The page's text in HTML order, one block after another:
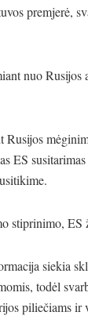
premjerė,
nuo
Rusijos
ES
stiprinimo,
siekia
todėl
piliečiams ir